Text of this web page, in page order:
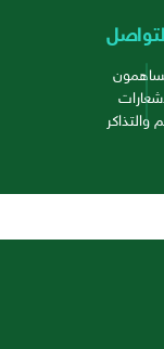
والتذاكر